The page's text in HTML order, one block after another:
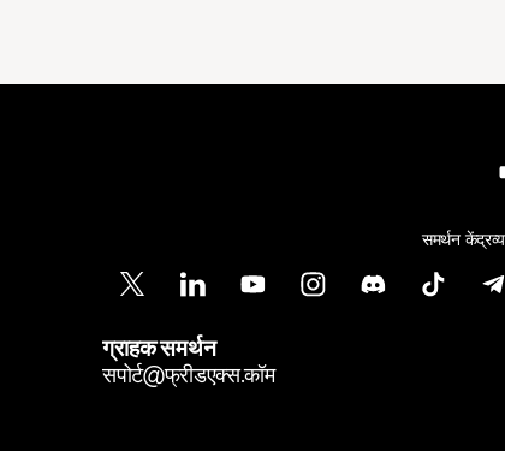
समर्थन केंद्र
ग्राहक समर्थन
सपोर्ट@फ्रीडएक्स.कॉम